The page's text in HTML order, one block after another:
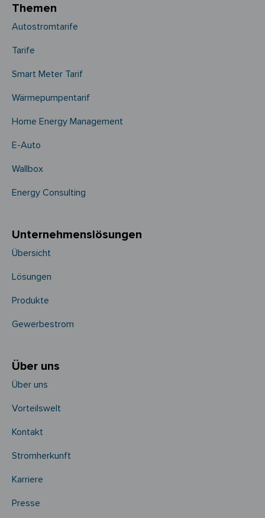
Themen
Autostromtarife
Tarife
Smart Meter Tarif
Wärmepumpentarif
Home Energy Management
E-Auto
Wallbox
Energy Consulting
Unternehmens­­lösungen
Übersicht
Lösungen
Produkte
Gewerbestrom
Über uns
Über uns
Vorteilswelt
Kontakt
Stromherkunft
Karriere
Presse